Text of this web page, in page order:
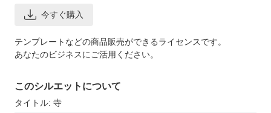
今すぐ購入
テンプレートなどの商品販売ができるライセンスです。
あなたのビジネスにご活用ください。
このシルエットについて
タイトル: 寺